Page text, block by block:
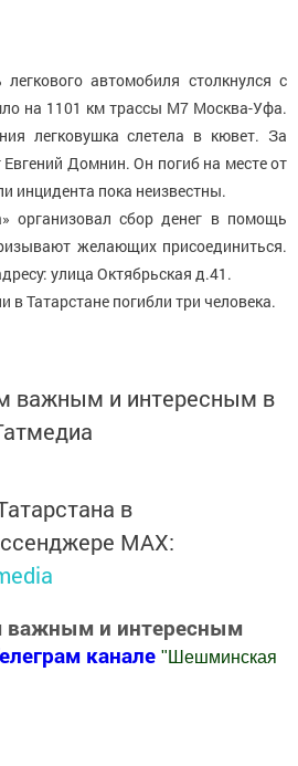
автомобиля столкнулся с
на 1101 км трассы М7 Москва-Уфа.
легковушка слетела в кювет. За
Евгений Домнин. Он погиб на месте от
инцидента пока неизвестны.
организовал сбор денег в помощь
желающих присоединиться.
улица Октябрьская д.41.
в Татарстане погибли три человека.
важным и интересным в
в
MАХ:
важным и интересным
канале " Шешминская